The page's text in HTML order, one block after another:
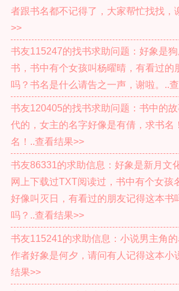
者跟书名都不记得了，大家帮忙找找，
>>
书友115247的找书求助问题：好象是
书，书中有个女孩叫杨曜晴，有看过的
吗？书名是什么请告之一声，谢啦。..
书友120405的找书求助问题：书中的
代的，女主的名字好像是有倩，求书名
名！..查看结果>>
书友86331的求助信息：好象是新月文
网上下载过TXT阅读过，书中有个女孩
好像叫灭日，有看过的朋友记得这本书
吗？..查看结果>>
书友115241的求助信息：小说男主角的
作者好象是何夕，请问有人记得这本小
结果>>